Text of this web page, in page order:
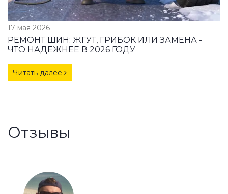
17 мая 2026
РЕМОНТ ШИН: ЖГУТ, ГРИБОК ИЛИ ЗАМЕНА -
ЧТО НАДЕЖНЕЕ В 2026 ГОДУ
Читать далее
Отзывы